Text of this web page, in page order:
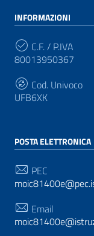
INFORMAZIONI
C.F. / P.IVA
80013950367
Cod. Univoco
UFB6XK
POSTA ELETTRONICA
PEC
Email